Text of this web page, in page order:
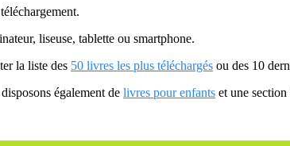
liseuse, tablette ou smartphone.
la liste des 50 livres les plus téléchargés ou des 10
également de livres pour enfants et une